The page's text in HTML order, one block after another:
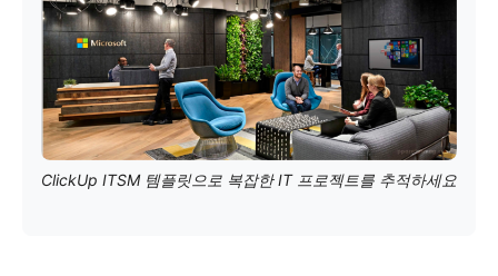
ClickUp ITSM 템플릿으로 복잡한 IT 프로젝트를 추적하세요